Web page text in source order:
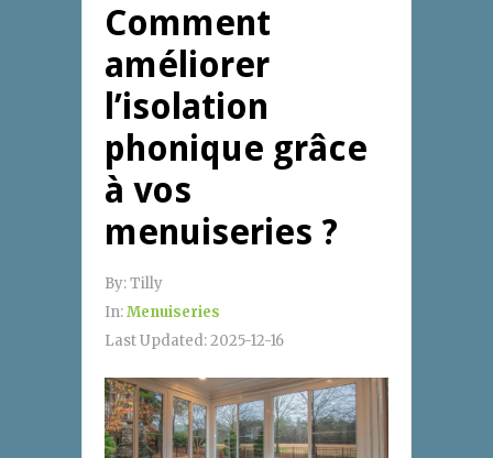
Comment
améliorer
l’isolation
phonique grâce
à vos
menuiseries ?
By:Tilly
In:Menuiseries
Last Updated:2025-12-16